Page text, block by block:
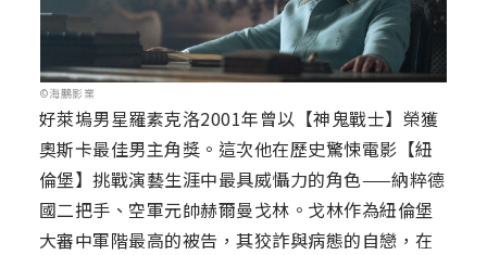
©海鵬影業
好萊塢男星羅素克洛2001年曾以【神鬼戰士】榮獲
奧斯卡最佳男主角獎。這次他在歷史驚悚電影【紐
倫堡】挑戰演藝生涯中最具威懾力的角色——納粹德
國二把手、空軍元帥赫爾曼戈林。戈林作為紐倫堡
大審中軍階最高的被告，其狡詐與病態的自戀，在